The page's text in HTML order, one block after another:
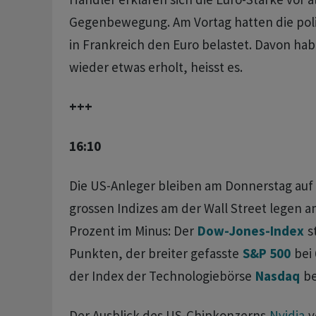
Gegenbewegung. Am Vortag hatten die
in Frankreich den Euro belastet. Davon
wieder etwas erholt, heisst es.
+++
16:10
Die US-Anleger bleiben am Donnerstag
grossen Indizes am der Wall Street legen
Prozent im Minus: Der Dow-Jones-Index
Punkten, der breiter gefasste S&P 500 bei
der Index der Technologiebörse Nasdaq